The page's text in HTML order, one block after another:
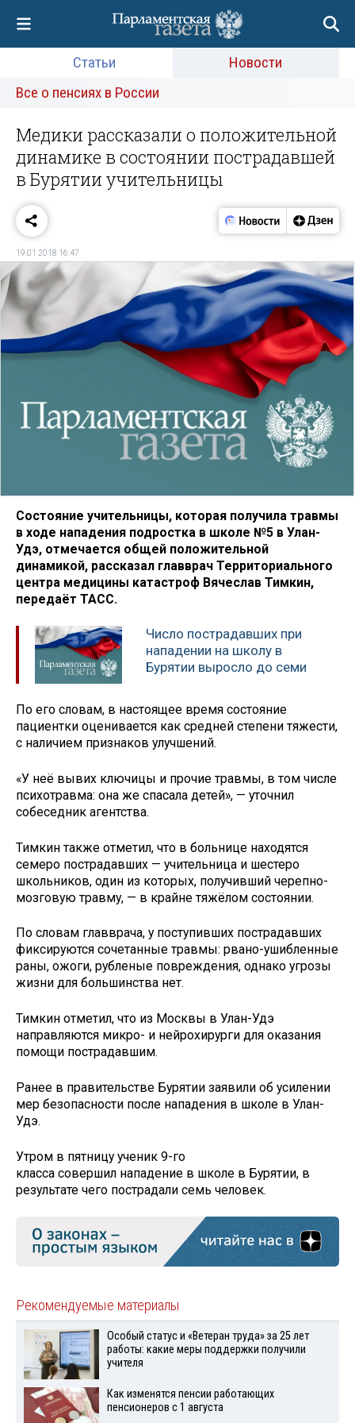
Статьи
Новости
Все о пенсиях в России
Медики рассказали о положительной
динамике в состоянии пострадавшей
в Бурятии учительницы
19.01.2018 16:47
Состояние учительницы, которая получила травмы
в ходе нападения подростка в школе №5 в Улан-
Удэ, отмечается общей положительной
динамикой, рассказал главврач Территориального
центра медицины катастроф Вячеслав Тимкин,
передаёт ТАСС.
Число пострадавших при
нападении на школу в
Бурятии выросло до семи
По его словам, в настоящее время состояние
пациентки оценивается как средней степени тяжести,
с наличием признаков улучшений.
«У неё вывих ключицы и прочие травмы, в том числе
психотравма: она же спасала детей», — уточнил
собеседник агентства.
Тимкин также отметил, что в больнице находятся
семеро пострадавших — учительница и шестеро
школьников, один из которых, получивший черепно-
мозговую травму, — в крайне тяжёлом состоянии.
По словам главврача, у поступивших пострадавших
фиксируются сочетанные травмы: рвано-ушибленные
раны, ожоги, рубленые повреждения, однако угрозы
жизни для большинства нет.
Тимкин отметил, что из Москвы в Улан-Удэ
направляются микро- и нейрохирурги для оказания
помощи пострадавшим.
Ранее в правительстве Бурятии заявили об усилении
мер безопасности после нападения в школе в Улан-
Удэ.
Утром в пятницу ученик 9-го
класса совершил нападение в школе в Бурятии, в
результате чего пострадали семь человек.
Рекомендуемые материалы
Особый статус и «Ветеран труда» за 25 лет
работы: какие меры поддержки получили
учителя
Как изменятся пенсии работающих
пенсионеров с 1 августа